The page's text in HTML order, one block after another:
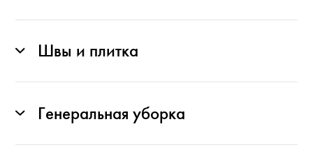
Швы и плитка
Генеральная уборка